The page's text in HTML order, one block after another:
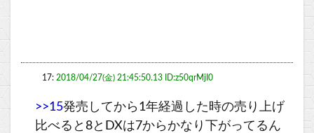
17: 2018/04/27(金) 21:45:50.13 ID:z50qrMjI0
>>15発売してから1年経過した時の売り上げ
比べると8とDXは7からかなり下がってるん